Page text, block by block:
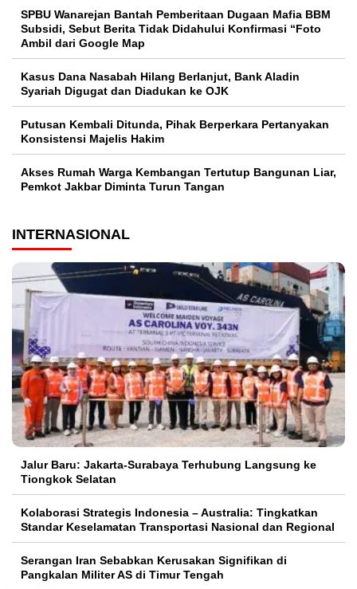
SPBU Wanarejan Bantah Pemberitaan Dugaan Mafia BBM
Subsidi, Sebut Berita Tidak Didahului Konfirmasi “Foto
Ambil dari Google Map
Kasus Dana Nasabah Hilang Berlanjut, Bank Aladin
Syariah Digugat dan Diadukan ke OJK
Putusan Kembali Ditunda, Pihak Berperkara Pertanyakan
Konsistensi Majelis Hakim
Akses Rumah Warga Kembangan Tertutup Bangunan Liar,
Pemkot Jakbar Diminta Turun Tangan
INTERNASIONAL
Jalur Baru: Jakarta-Surabaya Terhubung Langsung ke
Tiongkok Selatan
Kolaborasi Strategis Indonesia – Australia: Tingkatkan
Standar Keselamatan Transportasi Nasional dan Regional
Serangan Iran Sebabkan Kerusakan Signifikan di
Pangkalan Militer AS di Timur Tengah